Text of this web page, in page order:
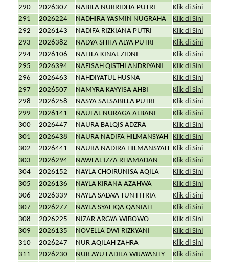
290
2026307 NABILA NURRIDHA PUTRI
Klik di Sini
291
2026224 NADHIRA YASMIN NUGRAHA
Klik di Sini
292
2026143 NADIFA RIZKIANA PUTRI
Klik di Sini
293
2026382 NADYA SHIFA ALYA PUTRI
Klik di Sini
294
2026106 NAFILA KINAL ZIDNI
Klik di Sini
295
2026394 NAFISAH QISTHI ANDRIYANI
Klik di Sini
296
2026463 NAHDIYATUL HUSNA
Klik di Sini
297
2026507 NAMYRA KAYYISA AHBI
Klik di Sini
298
2026258 NASYA SALSABILLA PUTRI
Klik di Sini
299
2026141 NAUFAL NURAGA ALBANI
Klik di Sini
300
2026447 NAURA BALQIS ADZRA
Klik di Sini
301
2026438 NAURA NADIFA HILMANSYAH
Klik di Sini
302
2026441 NAURA NADIRA HILMANSYAH Klik di Sini
303
2026294 NAWFAL IZZA RHAMADAN
Klik di Sini
304
2026152 NAYLA CHOIRUNISA AQILA
Klik di Sini
305
2026136 NAYLA KIRANA AZAHWA
Klik di Sini
306
2026339 NAYLA SALWA TUN FITRIA
Klik di Sini
307
2026277 NAYLA SYAFIQA QANIAH
Klik di Sini
308
2026225 NIZAR ARGYA WIBOWO
Klik di Sini
309
2026135 NOVELLA DWI RIZKYANI
Klik di Sini
310
2026247 NUR AQILAH ZAHRA
Klik di Sini
311
2026230 NUR AYU FADILA WIJAYANTY
Klik di Sini